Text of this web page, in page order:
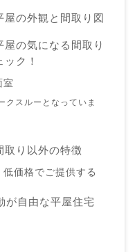
屋の外観と間取り図
の気になる間取り
ク！
室
クスルーとなっていま
取り以外の特徴
価格でご提供する
が自由な平屋住宅